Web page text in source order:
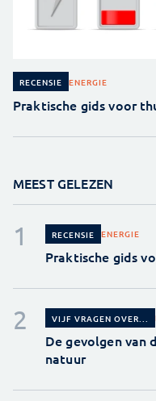
RECENSIE ENERGIE
Praktische gids voor
MEEST GELEZEN
RECENSIE ENERGIE
Praktische gids
VIJF VRAGEN OVER...
De gevolgen van
natuur